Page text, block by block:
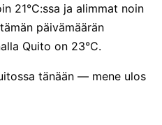
21°C:ssa ja alimmat noin
päivämäärän
Quito on 23°C.
tänään — mene ulos